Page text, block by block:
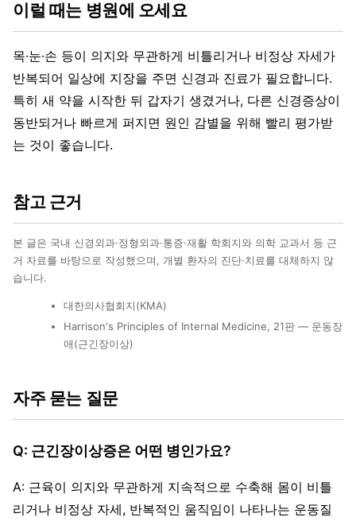
이럴 때는 병원에 오세요
목·눈·손 등이 의지와 무관하게 비틀리거나 비정상 자세가
반복되어 일상에 지장을 주면 신경과 진료가 필요합니다.
특히 새 약을 시작한 뒤 갑자기 생겼거나, 다른 신경증상이
동반되거나 빠르게 퍼지면 원인 감별을 위해 빨리 평가받
는 것이 좋습니다.
참고 근거
본 글은 국내 신경외과·정형외과·통증·재활 학회지와 의학 교과서 등 근
거 자료를 바탕으로 작성했으며, 개별 환자의 진단·치료를 대체하지 않
습니다.
대한의사협회지(KMA)
Harrison's Principles of Internal Medicine, 21판 — 운동장
애(근긴장이상)
자주 묻는 질문
Q: 근긴장이상증은 어떤 병인가요?
A: 근육이 의지와 무관하게 지속적으로 수축해 몸이 비틀
리거나 비정상 자세, 반복적인 움직임이 나타나는 운동질